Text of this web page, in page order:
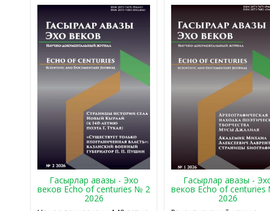
Гасырлар авазы - Эхо
веков Echo of centuries № 2
2026
Гасырлар авазы -
веков Echo of
2026